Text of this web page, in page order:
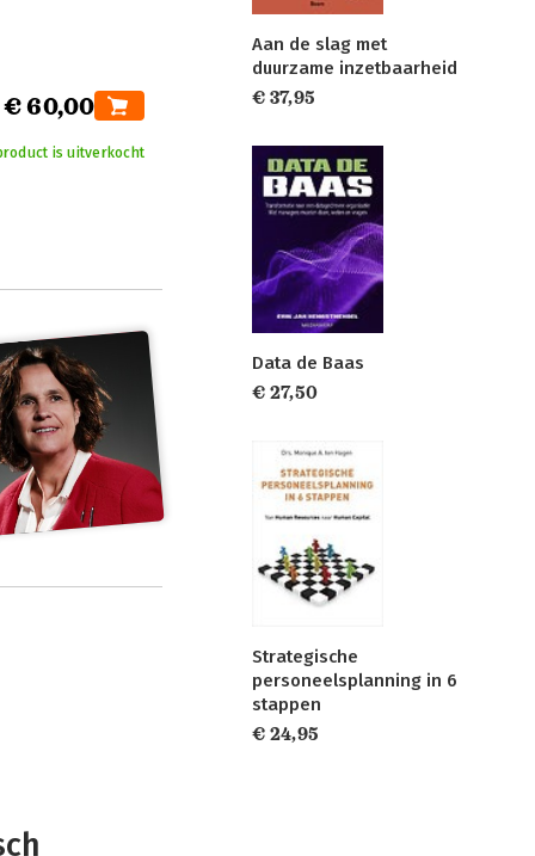
€ 60,00
is uitverkocht
Aan de slag met
duurzame inzetbaarheid
€ 37,95
Data de Baas
€ 27,50
Strategische
personeelsplanning in 6
stappen
€ 24,95